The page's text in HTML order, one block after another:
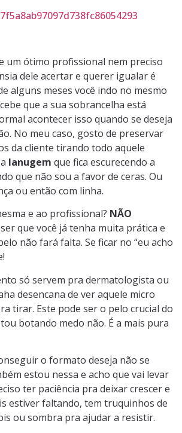
um ótimo profissional nem preciso
dele acertar e querer igualar é
alguns meses você indo no mesmo
que a sua sobrancelha está
acontecer isso quando se deseja
No meu caso, gosto de preservar
da cliente tirando todo aquele
lanugem que fica escurecendo a
que não sou a favor de ceras. Ou
ou então com linha.
e ao profissional? NÃO
que você já tenha muita prática e
não fará falta. Se ficar no “eu acho
só servem pra dermatologista ou
desencana de ver aquele micro
tirar. Este pode ser o pelo crucial do
botando medo não. É a mais pura
o formato deseja não se
estou nessa e acho que vai levar
ter paciência pra deixar crescer e
estiver faltando, tem truquinhos de
ou sombra pra ajudar a resistir.